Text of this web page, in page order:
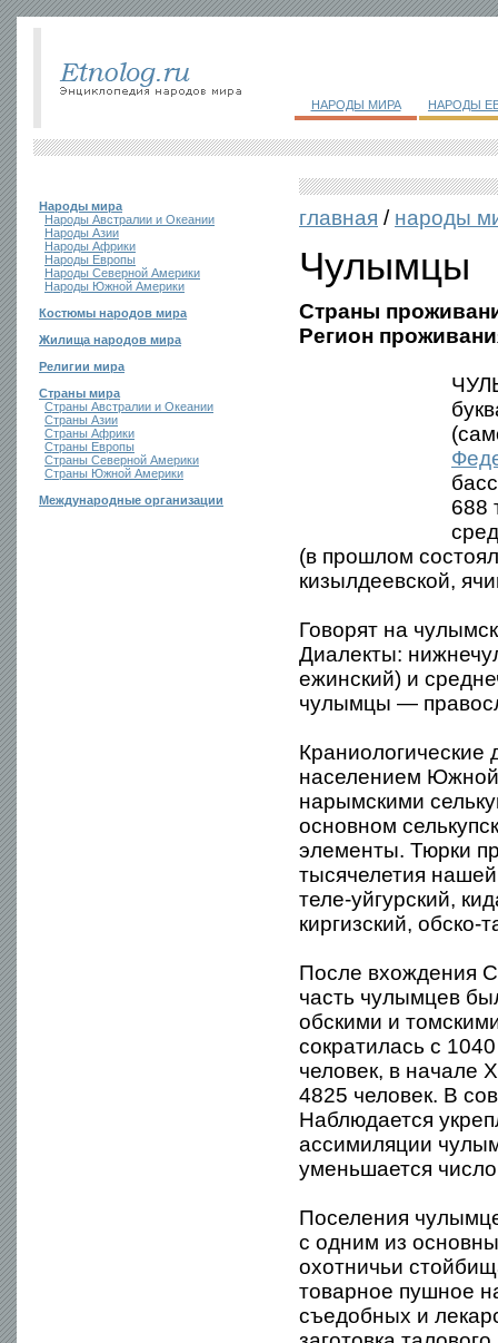
НАРОДЫ МИРА НАРОДЫ
Народы мира
Народы Австралии и Океании
Народы Азии
Народы Африки
Народы Европы
Народы Северной Америки
Народы Южной Америки
Костюмы народов мира
Жилища народов мира
Религии мира
Страны мира
Страны Австралии и Океании
Страны Азии
Страны Африки
Страны Европы
Страны Северной Америки
Страны Южной Америки
Международные организации
главная / народы
Чулымцы
Страны
Регион
688
(в прошлом
кизылдеевской,
Говорят на
Диалекты:
ежинский) и
чулымцы —
населением
нарымскими
основном
элементы. Тюрки
тысячелетия
теле-уйгурский,
киргизский,
После вхождения
часть чулымцев
обскими и
сократилась с
человек, в начале
4825 человек. В
Наблюдается
ассимиляции
уменьшается
Поселения
с одним из
охотничьи
товарное пушное
съедобных и